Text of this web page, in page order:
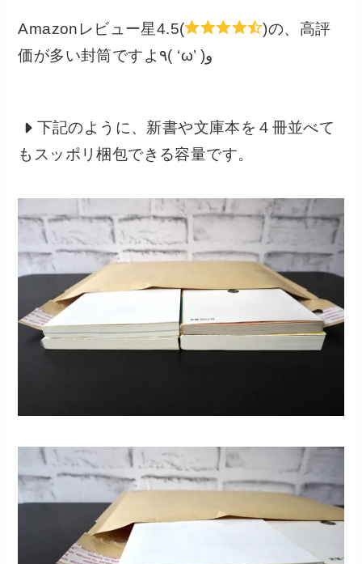
Amazonレビュー星4.5(
)の、高評
価が多い封筒ですよ٩( ‘ω’ )و
下記のように、新書や文庫本を４冊並べて
もスッポリ梱包できる容量です。